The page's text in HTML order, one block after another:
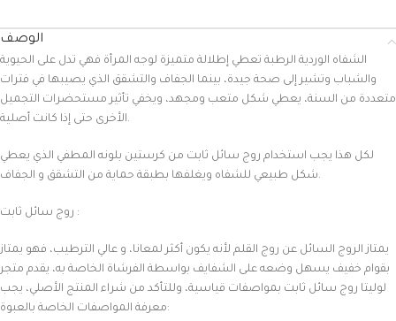
الوصف
الشفاه الوردية الرطبة تعطي إطلالة متميزة لوجه المرأة فهي تدل على الحيوية
والشباب وتشير إلى صحة جيدة، بينما الجفاف والتشقق الذي يصيبها في فترات
متعددة من السنة، يعطي شكل متعب ومجهد، ويخفي تأثير مستحضرات التجميل
الأخرى حتى إذا كانت أصلية.
لكل هذا يجب استخدام روج سائل ثابت من كرستين بلونه المطفي الذي يعطي
شكل طبيعي للشفاه ويغلفها بطبقة حماية من التشقق و الجفاف.
روج سائل ثابت :
يمتاز الروج السائل عن روج القلم لأنه يكون أكثر لمعانا، و عالي الترطيب، فهو يمتاز
بقوام خفيف يسهل وضعه على الشفايف بواسطة الفرشاة الخاصة به، يقدم متجر
لوليتا روج سائل ثابت بمواصفات قياسية، وللتأكد من شراء المنتج الأصلي، يجب
معرفة المواصفات الخاصة بالعبوة: